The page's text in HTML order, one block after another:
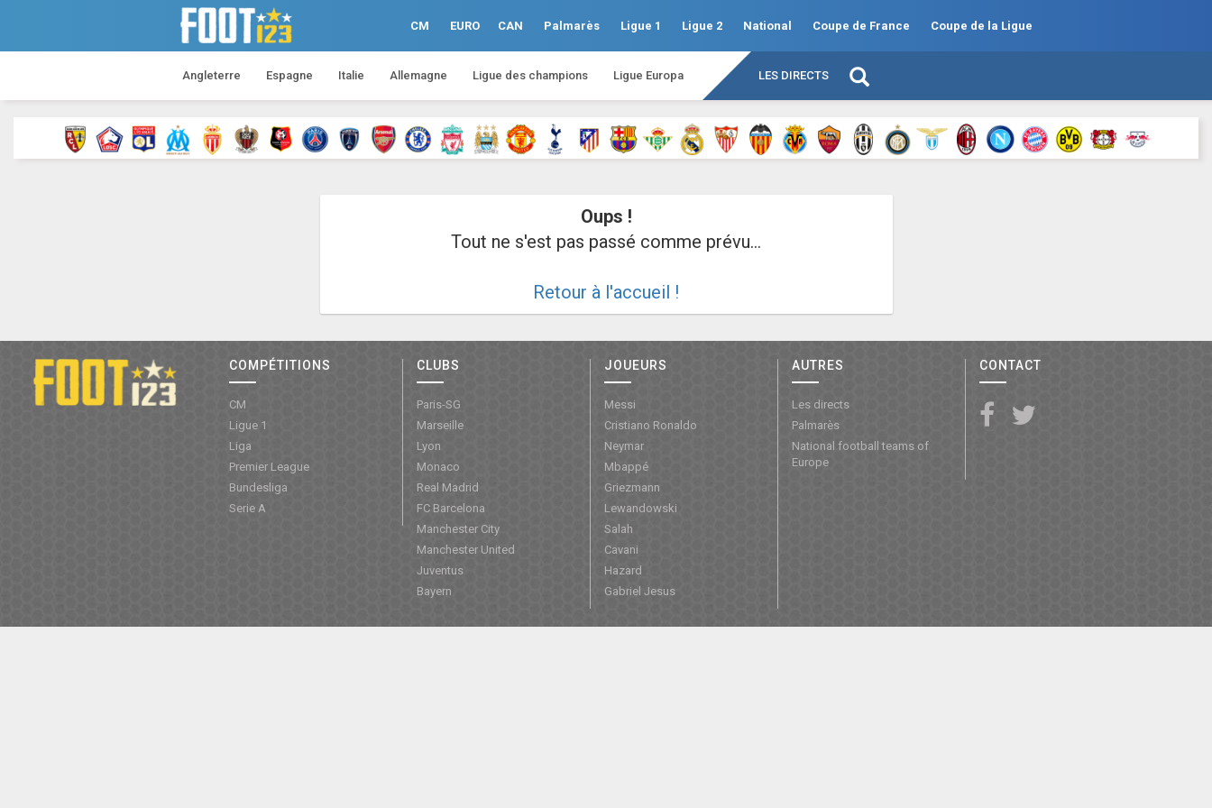
CM EURO CAN Palmarès Ligue 1 Ligue 2 National Coupe de France Coupe de la Ligue
Angleterre Espagne Italie Allemagne Ligue des champions Ligue Europa LES DIRECTS
Oups !
Tout ne s'est pas passé comme prévu...
Retour à l'accueil !
COMPÉTITIONS
CM
Ligue 1
Liga
Premier League
Bundesliga
Serie A
CLUBS
Paris-SG
Marseille
Lyon
Monaco
Real Madrid
FC Barcelona
Manchester City
Manchester United
Juventus
Bayern
JOUEURS
Messi
Cristiano Ronaldo
Neymar
Mbappé
Griezmann
Lewandowski
Salah
Cavani
Hazard
Gabriel Jesus
AUTRES
Les directs
Palmarès
National football teams of
Europe
CONTACT